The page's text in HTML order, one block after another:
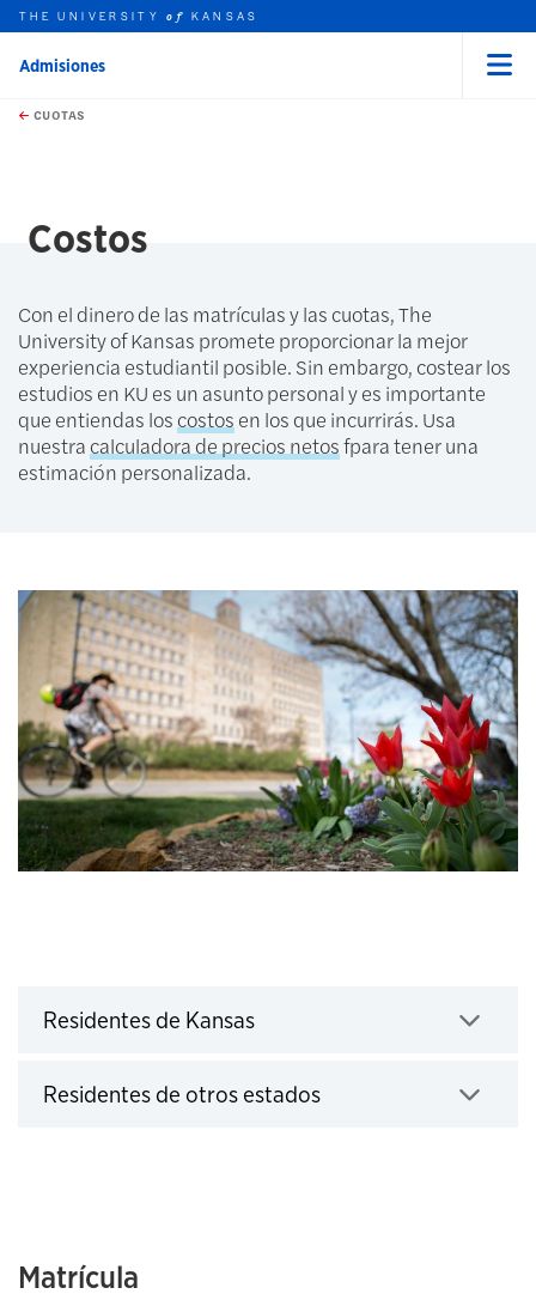
Skip to main content
this unit
THE UNIVERSITYof KANSAS
Admisiones
CUOTAS
Costos
Con el dinero de las matrículas y las cuotas, The
University of Kansas promete proporcionar la mejor
experiencia estudiantil posible. Sin embargo, costear los
estudios en KU es un asunto personal y es importante
que entiendas los costos en los que incurrirás. Usa
nuestra calculadora de precios netosfpara tener una
estimación personalizada.
Residentes de Kansas
Residentes de otros estados
Matrícula